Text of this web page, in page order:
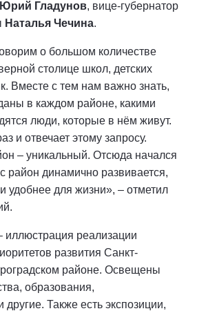
Юрий Гладунов, вице-губернатор
Наталья Чечина.
о большом количестве
столице школ, детских
Вместе с тем нам важно знать,
в каждом районе, какими
люди, которые в нём живут.
и отвечает этому запросу.
– уникальный. Отсюда начался
район динамично развивается,
удобнее для жизни», – отметил
иллюстрация реализации
развития Санкт-
районе. Освещены
образования,
Также есть экспозиции,